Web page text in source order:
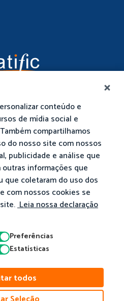
conteúdo e
de mídia social e
compartilhamos
do nosso site com nossos
publicidade e análise que
informações que
que coletaram do uso dos
com nossos cookies se
Leia nossa declaração
Preferências
Estatísticas
todos
Política De Cookies